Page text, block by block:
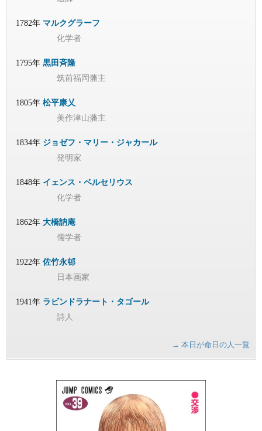
1782年 マルクグラーフ
化学者
1795年 黒田斉隆
筑前福岡藩主
1805年 松平康乂
美作津山藩主
1834年 ジョゼフ・マリー・ジャカール
発明家
1848年 イェンス・ベルセリウス
化学者
1862年 大橋訥庵
儒学者
1922年 佐竹永邨
日本画家
1941年 ラビンドラナート・タゴール
詩人
→ 本日が命日の人一覧